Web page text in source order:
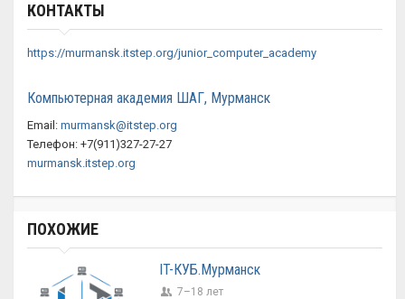
КОНТАКТЫ
https://murmansk.itstep.org/junior_computer_academy
Компьютерная академия ШАГ, Мурманск
Email: murmansk@itstep.org
Телефон: +7(911)327-27-27
murmansk.itstep.org
ПОХОЖИЕ
IT-КУБ.Мурманск
7–18 лет